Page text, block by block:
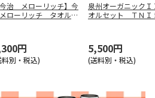
今治 メローリッチ】今
ローリッチ タオルセ
円
料別・税込)
泉州オーガニック
オルセット ＴＮＩ
5,500円
(送料別・税込)